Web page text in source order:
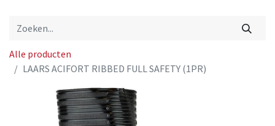
Alle producten
LAARS ACIFORT RIBBED FULL SAFETY (1PR)